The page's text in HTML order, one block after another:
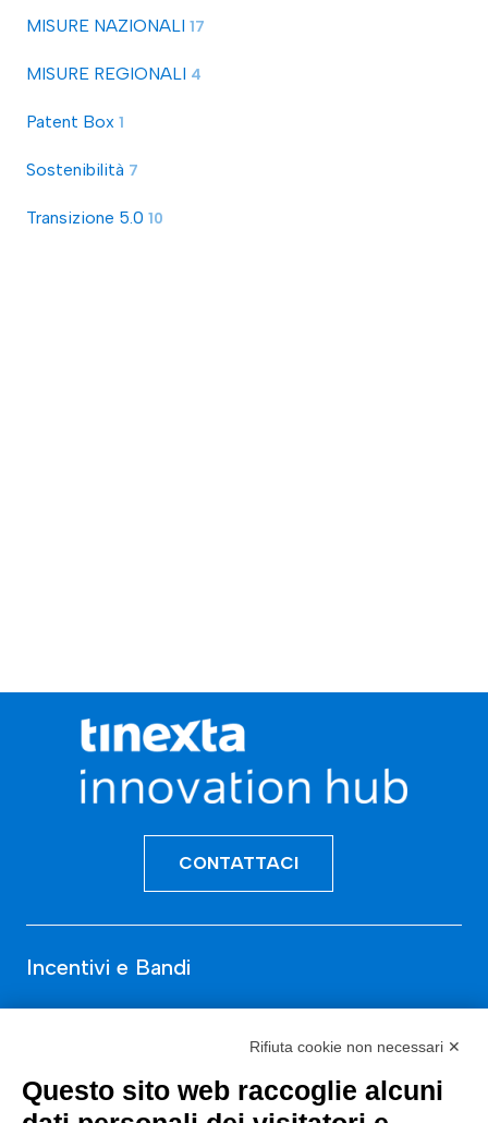
MISURE NAZIONALI 17
MISURE REGIONALI 4
Patent Box 1
Sostenibilità 7
Transizione 5.0 10
CONTATTACI
Incentivi e Bandi
Fondi Europei
Rifiuta cookie non necessari ✕
Questo sito web raccoglie alcuni